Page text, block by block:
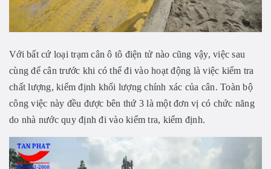
Với bất cứ loại trạm cân ô tô điện tử nào cũng vậy, việc sau
cùng để cân trước khi có thể đi vào hoạt động là việc kiểm tra
chất lượng, kiểm định khối lượng chính xác của cân. Toàn bộ
công việc này đều được bên thứ 3 là một đơn vị có chức năng
do nhà nước quy định đi vào kiểm tra, kiểm định.